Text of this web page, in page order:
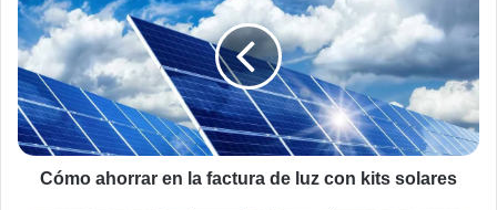
en
la
factura
de
luz
con
kits
solares
Cómo ahorrar en la factura de luz con kits solares